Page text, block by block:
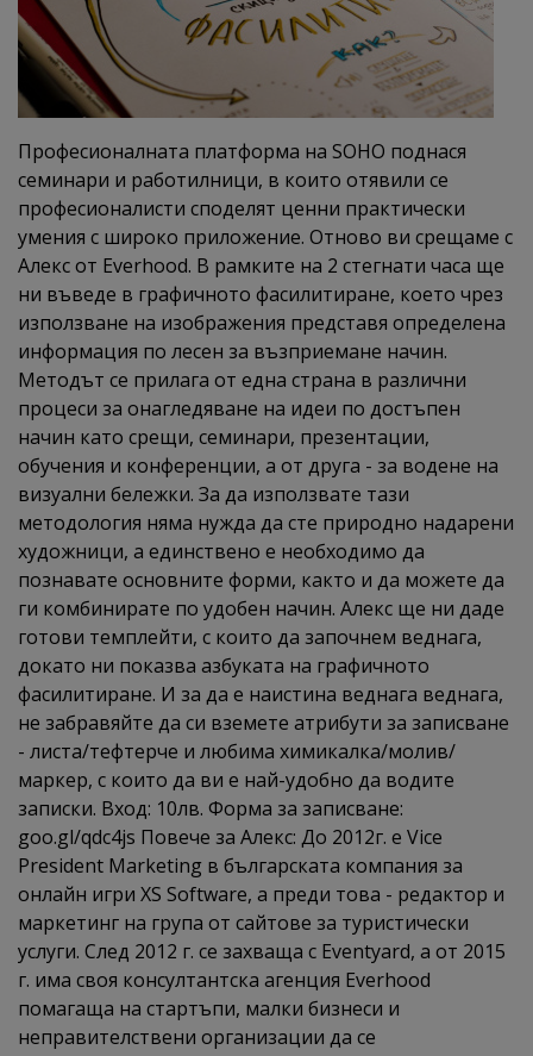
Професионалната платформа на SOHO поднася
семинари и работилници, в които отявили се
професионалисти споделят ценни практически
умения с широко приложение. Отново ви срещаме с
Алекс от Everhood. В рамките на 2 стегнати часа ще
ни въведе в графичното фасилитиране, което чрез
използване на изображения представя определена
информация по лесен за възприемане начин.
Методът се прилага от една страна в различни
процеси за онагледяване на идеи по достъпен
начин като срещи, семинари, презентации,
обучения и конференции, а от друга - за водене на
визуални бележки. За да използвате тази
методология няма нужда да сте природно надарени
художници, а единствено е необходимо да
познавате основните форми, както и да можете да
ги комбинирате по удобен начин. Алекс ще ни даде
готови темплейти, с които да започнем веднага,
докато ни показва азбуката на графичното
фасилитиране. И за да е наистина веднага веднага,
не забравяйте да си вземете атрибути за записване
- листа/тефтерче и любима химикалка/молив/
маркер, с които да ви е най-удобно да водите
записки. Вход: 10лв. Форма за записване:
goo.gl/qdc4js Повече за Алекс: До 2012г. е Vice
President Marketing в българската компания за
онлайн игри XS Software, а преди това - редактор и
маркетинг на група от сайтове за туристически
услуги. След 2012 г. се захваща с Eventyard, а от 2015
г. има своя консултантска агенция Everhood
помагаща на стартъпи, малки бизнеси и
неправителствени организации да се